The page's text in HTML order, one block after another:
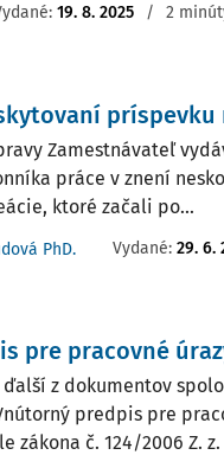
19. 8. 2025 / 2
Zamestnávateľ
práce v znení
ktoré začali po...
PhD. Vydané: 29. 6.
pre pracovné
z dokumentov
predpis pre
zákona č. 124/2006 Z.